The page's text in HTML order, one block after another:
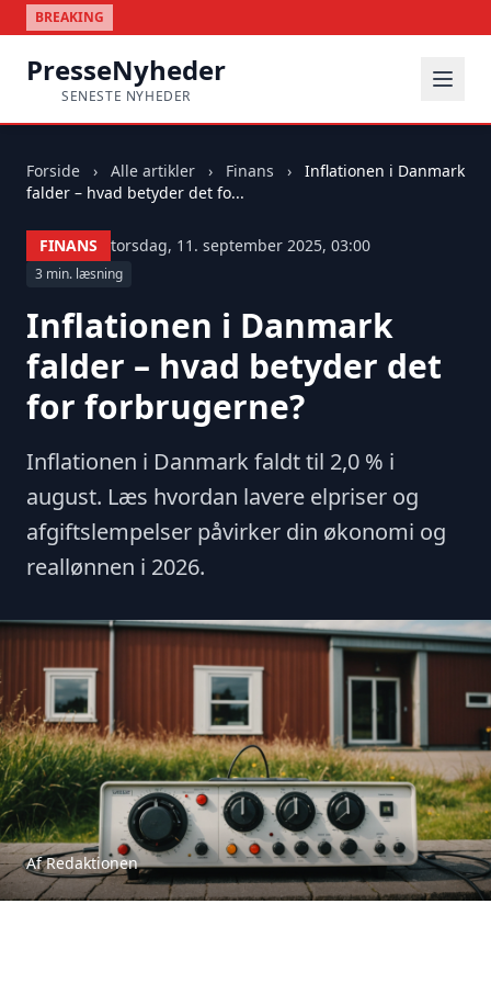
BREAKING
PresseNyheder
SENESTE NYHEDER
Forside › Alle artikler › Finans ›
Inflationen i Danmark
falder – hvad betyder det fo...
FINANS torsdag, 11. september 2025, 03:00
3 min. læsning
Inflationen i Danmark
falder – hvad betyder det
for forbrugerne?
Inflationen i Danmark faldt til 2,0 % i
august. Læs hvordan lavere elpriser og
afgiftslempelser påvirker din økonomi og
reallønnen i 2026.
Af Redaktionen